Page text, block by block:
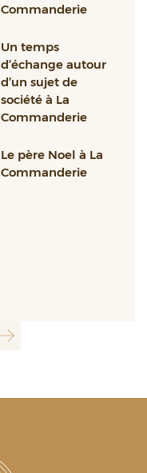
Commanderie
Un temps
d’échange autour
d’un sujet de
société à La
Commanderie
Le père Noel à La
Commanderie